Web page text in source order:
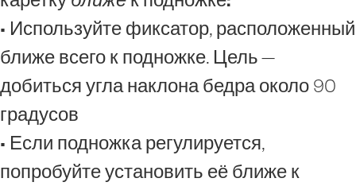
• Используйте фиксатор, расположенный
ближе всего к подножке. Цель —
добиться угла наклона бедра около 90
градусов
• Если подножка регулируется,
попробуйте установить её ближе к